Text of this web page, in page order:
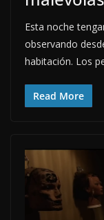
Esta noche
observando
habitación. Los
Read More